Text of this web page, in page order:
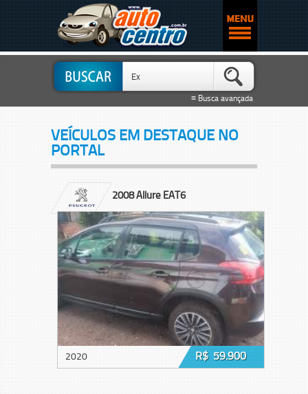
≡ Busca avançada
VEÍCULOS EM DESTAQUE NO
PORTAL
2008 Allure EAT6
2020 R$ 59.900